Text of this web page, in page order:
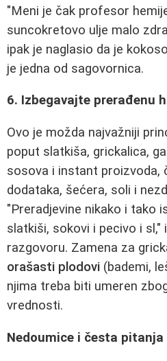
"Meni je čak profesor
suncokretovo ulje malo
ipak je naglasio da je
je jedna od sagovornica.
6. Izbegavajte prerađenu
Ovo je možda najvažniji
poput slatkiša, grickalica,
sosova i instant proizvoda,
dodataka, šećera, soli i
"Preradjevine nikako i tako
slatkiši, sokovi i pecivo i sl,"
razgovoru. Zamena za
orašasti plodovi (bademi,
njima treba biti umeren
vrednosti.
Nedoumice i česta